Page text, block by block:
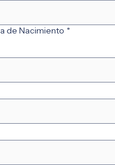
de Nacimiento *